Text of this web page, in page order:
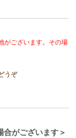
がございます。その場
うぞ
がございます＞